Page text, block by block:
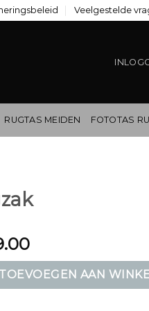
Veelgestelde
RUGTAS MEIDEN FOTOTAS
AAN